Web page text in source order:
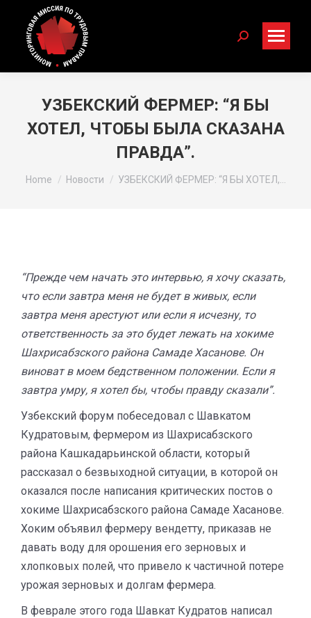
Search:
УЗБЕКСКИЙ ФЕРМЕР: “Я БЫ
ХОТЕЛ, ЧТОБЫ БЫЛА СКАЗАНА
ПРАВДА”.
You are here:
Home Новости УЗБЕКСКИЙ ФЕРМЕР: “Я БЫ ХОТЕЛ,…
“Прежде чем начать это интервью, я хочу сказать,
что если завтра меня не будет в живых, если
завтра меня арестуют или если я исчезну, то
ответственность за это будет лежать на хокиме
Шахрисабзского района Самаде Хасанове. Он
виноват в моем бедственном положении. Если я
завтра умру, я хотел бы, чтобы правду сказали”.
Узбекский форум побеседовал с Шавкатом
Кудратовым, фермером из Шахрисабзского
района Кашкадарьинской области, который
рассказал о безвыходной ситуации, в которой он
оказался после написания критических постов о
хокиме Шахрисабзского района Самаде Хасанове.
Хоким объявил фермеру вендетту, приказав не
давать воду для орошения его зерновых и
хлопковых полей, что привело к частичной потере
урожая зерновых и долгам фермера.
В феврале этого года Шавкат Кудратов написал